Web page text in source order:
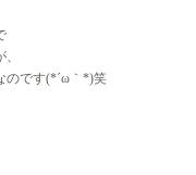
のです(*´ω｀*)笑